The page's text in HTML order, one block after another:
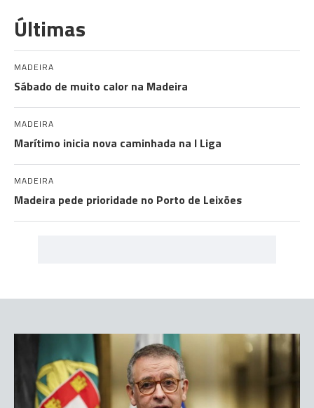
Últimas
MADEIRA
Sábado de muito calor na Madeira
MADEIRA
Marítimo inicia nova caminhada na I Liga
MADEIRA
Madeira pede prioridade no Porto de Leixões